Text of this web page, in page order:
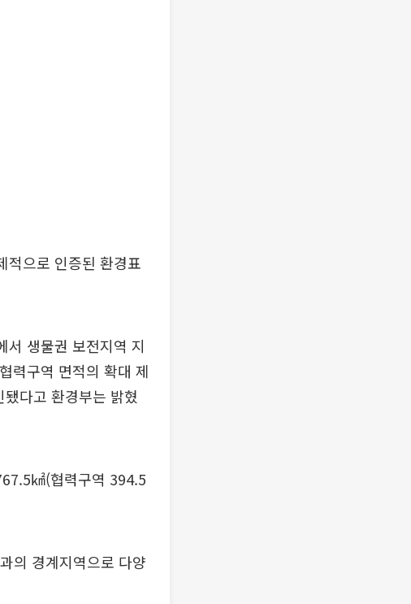
적으로 인증된 환경표
서 생물권 보전지역 지
력구역 면적의 확대 제
다고 환경부는 밝혔
㎢(협력구역 394.5
의 경계지역으로 다양